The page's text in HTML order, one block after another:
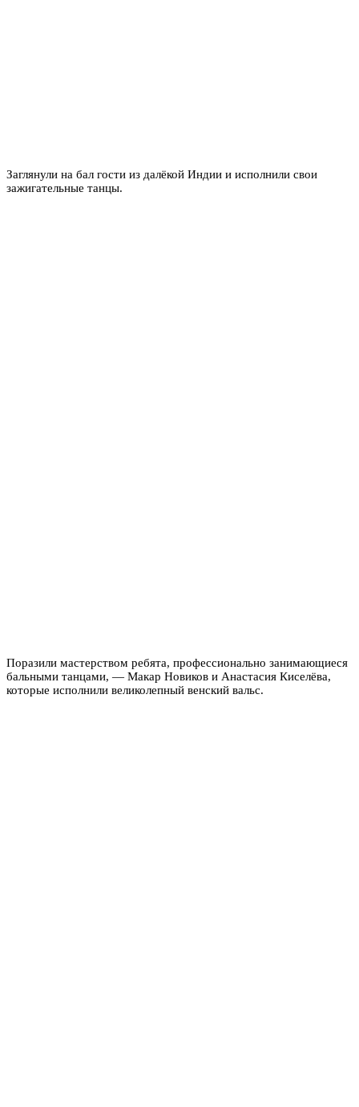
Заглянули на бал гости из далёкой Индии и исполнили свои
зажигательные танцы.
Поразили мастерством ребята, профессионально занимающиеся
бальными танцами, — Макар Новиков и Анастасия Киселёва,
которые исполнили великолепный венский вальс.